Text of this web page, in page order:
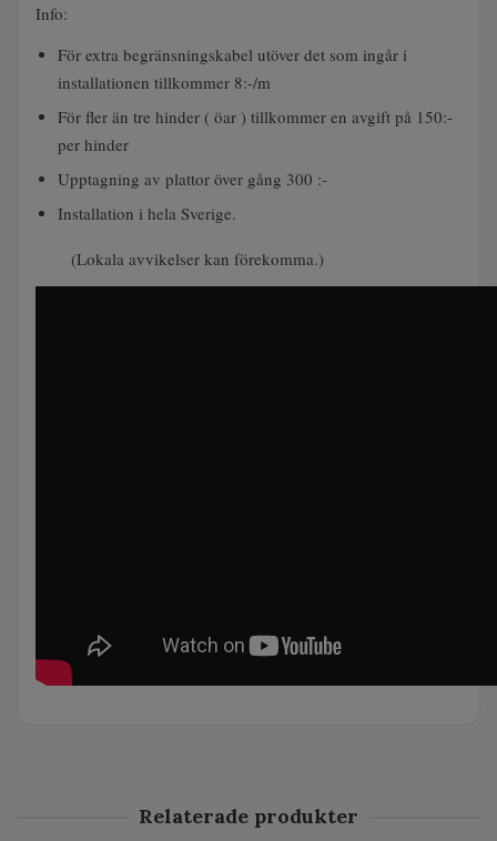
Info:
För extra begränsningskabel utöver det som ingår i
installationen tillkommer 8:-/m
För fler än tre hinder ( öar ) tillkommer en avgift på 150:-
per hinder
Upptagning av plattor över gång 300 :-
Installation i hela Sverige.
(Lokala avvikelser kan förekomma.)
Relaterade produkter